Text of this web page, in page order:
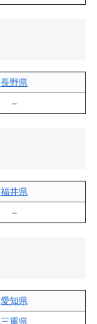
長野県
–
福井県
–
愛知県
三重県